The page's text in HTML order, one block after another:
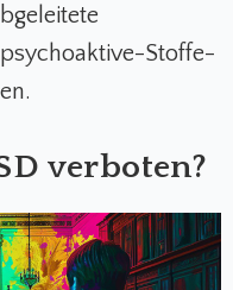
Stoffe-
verboten?